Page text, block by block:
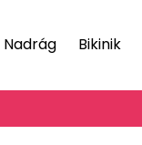
Nadrág Bikinik